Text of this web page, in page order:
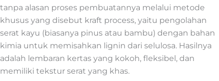
tanpa alasan proses pembuatannya melalui metode
khusus yang disebut kraft process, yaitu pengolahan
serat kayu (biasanya pinus atau bambu) dengan bahan
kimia untuk memisahkan lignin dari selulosa. Hasilnya
adalah lembaran kertas yang kokoh, fleksibel, dan
memiliki tekstur serat yang khas.